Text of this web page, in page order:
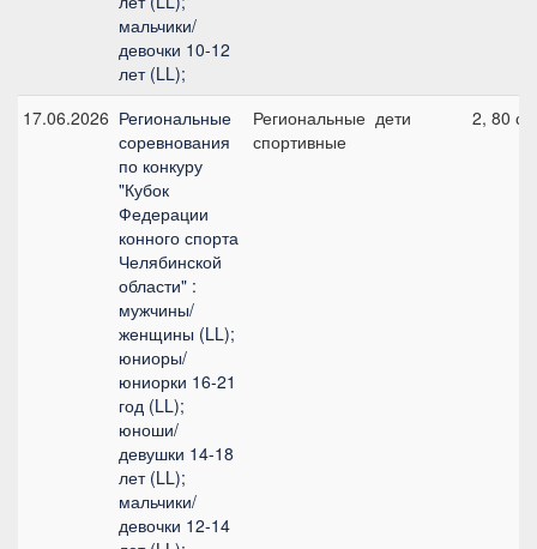
мальчики/
девочки 10-12
лет (LL);
17.06.2026 Региональные
соревнования
по конкуру
"Кубок
Федерации
конного спорта
Челябинской
области" :
мужчины/
женщины (LL);
юниоры/
юниорки 16-21
год (LL);
юноши/
девушки 14-18
лет (LL);
мальчики/
девочки 12-14
Региональные
спортивные
дети 2, 80 см